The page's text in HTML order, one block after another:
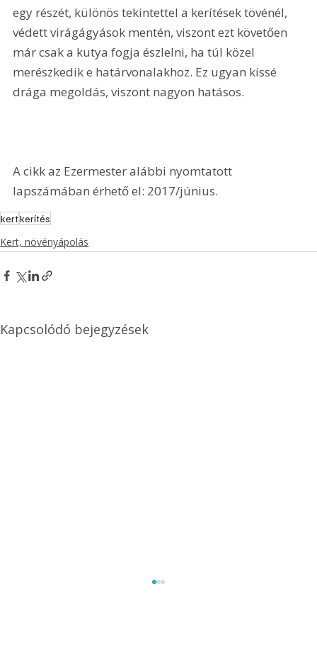
egy részét, különös tekintettel a kerítések tövénél,
védett virágágyások mentén, viszont ezt követően
már csak a kutya fogja észlelni, ha túl közel
merészkedik e határvonalakhoz. Ez ugyan kissé
drága megoldás, viszont nagyon hatásos.
A cikk az Ezermester alábbi nyomtatott
lapszámában érhető el: 2017/június.
kertkerítés
Kert, növényápolás
Kapcsolódó bejegyzések